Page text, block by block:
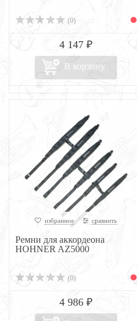
(0)
4 147 ₽
В корзину
избранное сравнить
Ремни для аккордеона
HOHNER AZ5000
(0)
4 986 ₽